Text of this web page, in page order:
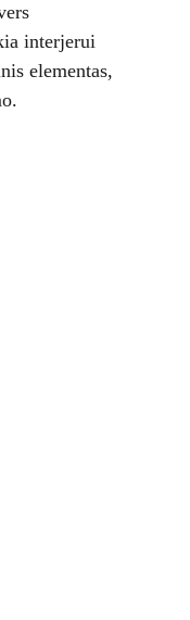
interjerui
elementas,